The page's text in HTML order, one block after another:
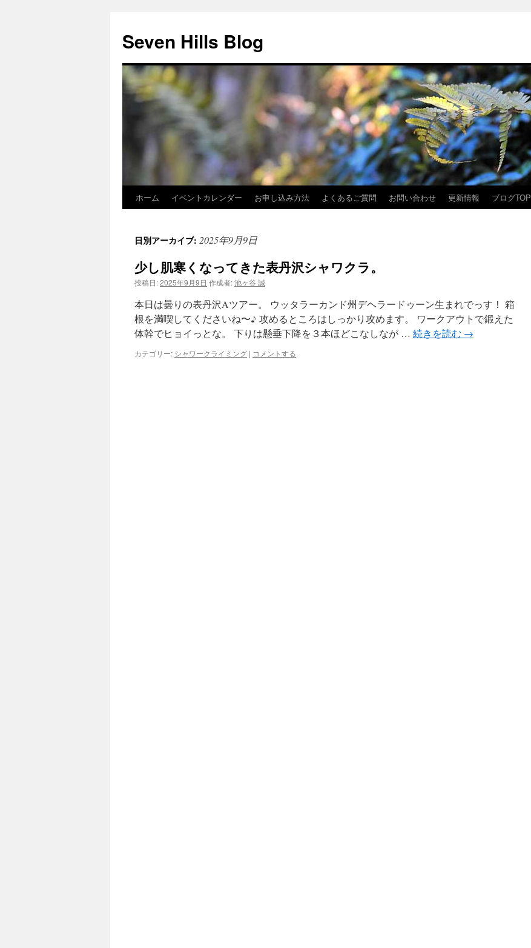
Seven Hills Blog
ス
ホーム イベントカレンダー お申し込み方法 よくあるご質問 お問い合わせ 更新情報 ブログTOP
日別アーカイブ: 2025年9月9日
少し肌寒くなってきた表丹沢シャワクラ。
投稿日:2025年9月9日 作成者:池ヶ谷 誠
本日は曇りの表丹沢Aツアー。 ウッタラーカンド州デヘラードゥーン生まれでっす！ 箱
根を満喫してくださいね〜♪ 攻めるところはしっかり攻めます。 ワークアウトで鍛えた
体幹でヒョイっとな。 下りは懸垂下降を３本ほどこなしなが … 続きを読む →
カテゴリー: シャワークライミング | コメントする